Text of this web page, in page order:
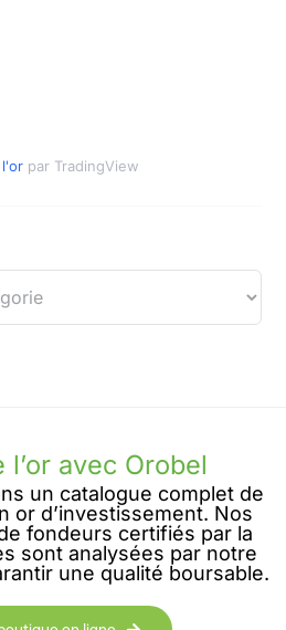
par TradingView
avec Orobel
un catalogue complet de
or d’investissement. Nos
fondeurs certifiés par la
sont analysées par notre
une qualité boursable.